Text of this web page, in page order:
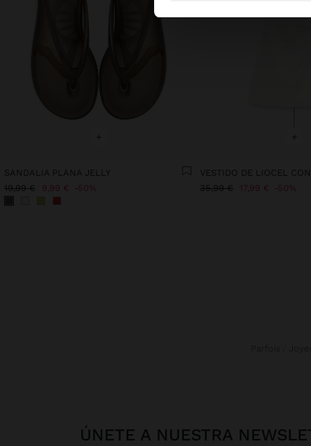
+
SANDALIA PLANA JELLY
19,99 € 9,99 € 50%
+
35,99 € 17,99 € 50%
ÚNETE A NUESTRA